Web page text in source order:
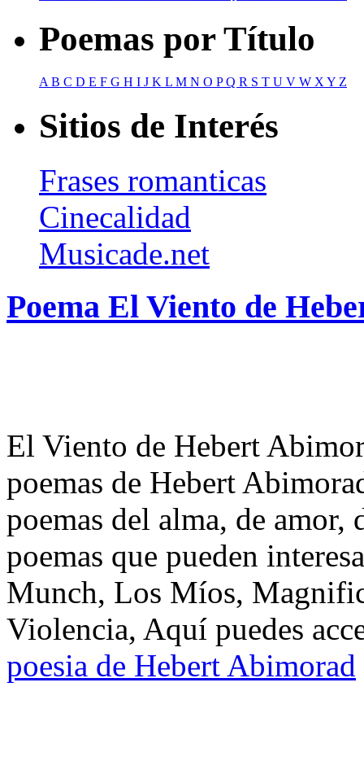
Poemas por Título
A B C D E F G H I J K L M N O PQ R S T U V W X Y Z
Sitios de Interés
Frases romanticas
Cinecalidad
Musicade.net
Poema El Viento de
El Viento de Hebert
poemas de Hebert
poemas del alma, de
poemas que pueden
Munch, Los Míos,
Violencia, Aquí puedes
poesia de Hebert Abimorad